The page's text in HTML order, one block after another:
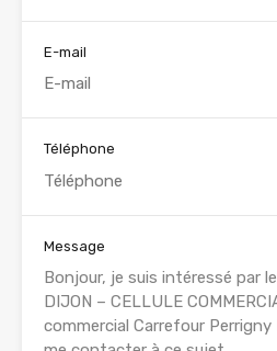
E-mail
Téléphone
Message